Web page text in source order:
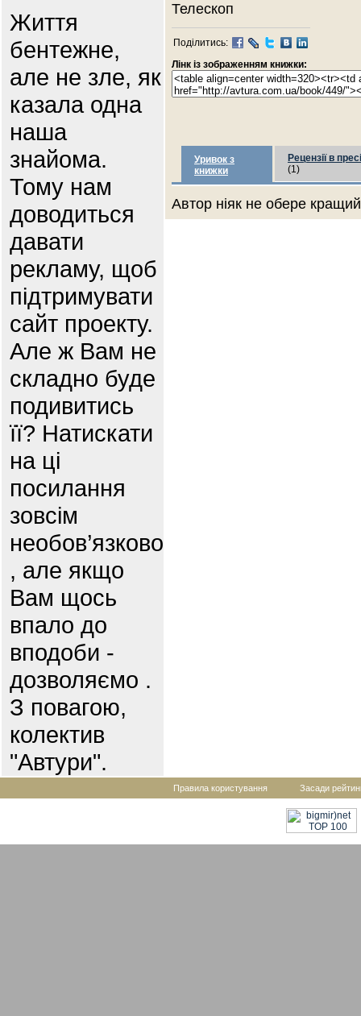
Життя
бентежне,
але не зле, як
казала одна
наша
знайома.
Тому нам
доводиться
давати
рекламу, щоб
підтримувати
сайт проекту.
Але ж Вам не
складно буде
подивитись
її? Натискати
на ці
посилання
зовсім
необов’язково
, але якщо
Вам щось
впало до
вподоби -
дозволяємо .
З повагою,
колектив
"Автури".
Телескоп
Поділитись:
Лінк із зображенням книжки:
Уривок з
книжки
Рецензії в пресі
(1)
Автор ніяк не обере
Правила користування Засади